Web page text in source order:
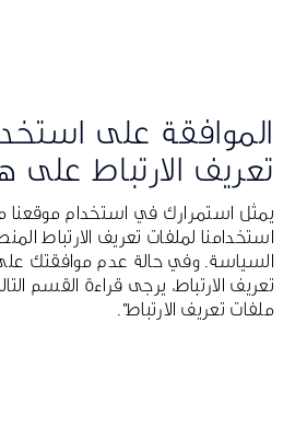
الموافقة على
تعريف الارتباط على
يمثل استمرارك في استخدام موقعنا
استخدامنا لملفات تعريف الارتباط
السياسة. وفي حالة عدم موافقتك
تعريف الارتباط، يرجى قراءة القسم
ملفات تعريف الارتباط".